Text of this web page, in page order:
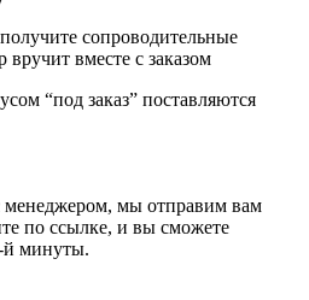
сопроводительные
вместе с заказом
“под заказ” поставляются
менеджером, мы отправим вам
по ссылке, и вы сможете
й минуты.